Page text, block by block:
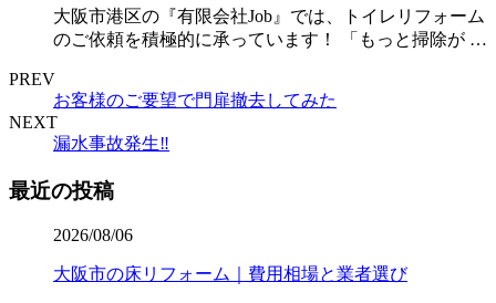
大阪市港区の『有限会社Job』では、トイレリフォーム
のご依頼を積極的に承っています！ 「もっと掃除が …
PREV
お客様のご要望で門扉撤去してみた
NEXT
漏水事故発生‼️
最近の投稿
2026/08/06
大阪市の床リフォーム｜費用相場と業者選び